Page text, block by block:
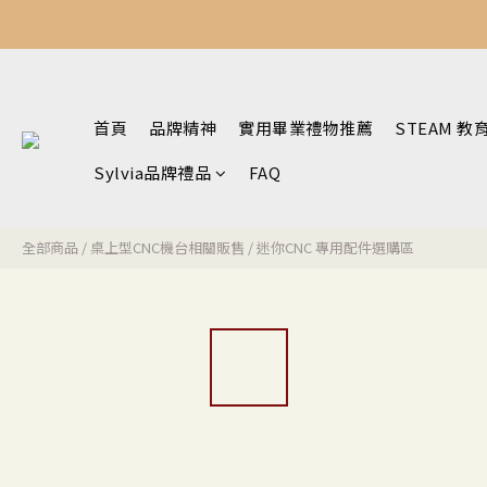
首頁 品牌精神 實用畢業禮物推薦
STEAM 教
Sylvia品牌禮品
FAQ
全部商品 / 桌上型CNC機台相關販售 /迷你CNC 專用配件選購區